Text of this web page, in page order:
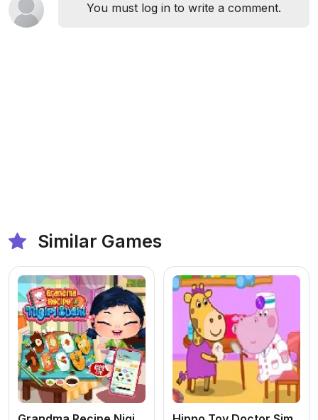
You must log in to write a comment.
Similar Games